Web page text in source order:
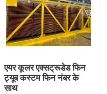
एयर कूलर एक्सट्रूडेड फिन
ट्यूब कस्टम फिन नंबर के
साथ